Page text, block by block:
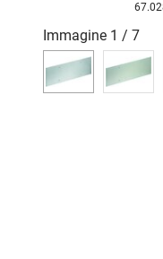
Immagine 1 / 7